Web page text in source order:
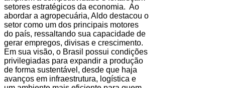
setores estratégicos da economia. Ao
abordar a agropecuária, Aldo destacou o
setor como um dos principais motores
do país, ressaltando sua capacidade de
gerar empregos, divisas e crescimento.
Em sua visão, o Brasil possui condições
privilegiadas para expandir a produção
de forma sustentável, desde que haja
avanços em infraestrutura, logística e